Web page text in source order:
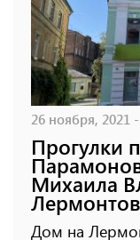
26 ноября, 2021
Прогулки
Михаила
Дом на